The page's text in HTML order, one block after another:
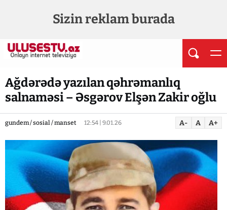
Sizin reklam burada
Ağdərədə yazılan qəhrəmanlıq
salnaməsi – Əsgərov Elşən Zakir oğlu
gundem / sosial / manset 12:54 | 9.01.26 A- A A+